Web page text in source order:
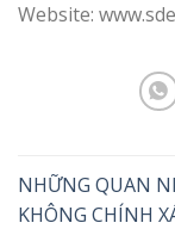
Website:
NHỮNG QUAN
KHÔNG CHÍNH